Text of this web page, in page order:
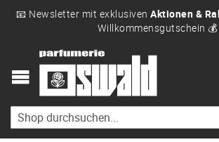
📧 Newsletter mit exklusivenAktionen &
Willkommensgutschein 💰